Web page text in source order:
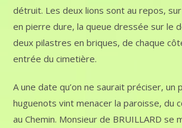
détruit. Les deux lions sont au repos,
en pierre dure, la queue dressée sur le
deux pilastres en briques, de chaque
entrée du cimetière.
A une date qu’on ne saurait préciser, un
huguenots vint menacer la paroisse, du
au Chemin. Monsieur de BRUILLARD se